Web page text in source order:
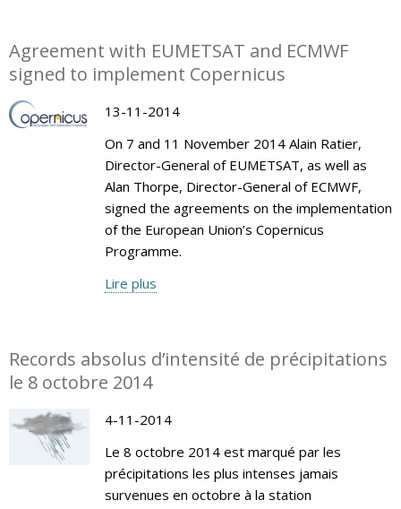
Agreement with EUMETSAT and ECMWF
signed to implement Copernicus
13-11-2014
On 7 and 11 November 2014 Alain Ratier,
Director-General of EUMETSAT, as well as
Alan Thorpe, Director-General of ECMWF,
signed the agreements on the implementation
of the European Union’s Copernicus
Programme.
Lire plus
Records absolus d’intensité de précipitations
le 8 octobre 2014
4-11-2014
Le 8 octobre 2014 est marqué par les
précipitations les plus intenses jamais
survenues en octobre à la station